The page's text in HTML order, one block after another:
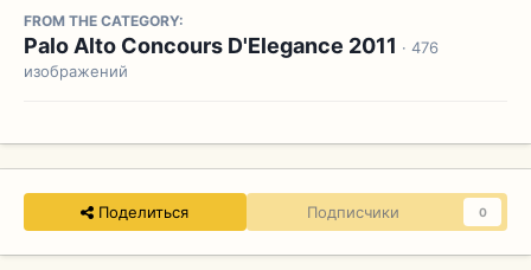
FROM THE CATEGORY:
Palo Alto Concours D'Elegance 2011 · 476
изображений
Поделиться Подписчики 0